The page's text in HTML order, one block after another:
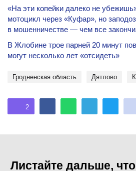
«На эти копейки далеко не
мотоцикл через «Куфар», но
в мошенничестве — чем все
В Жлобине трое парней 20 минут
могут несколько лет «отсидеть»
Гродненская область Дятлово
2
Листайте дальше,